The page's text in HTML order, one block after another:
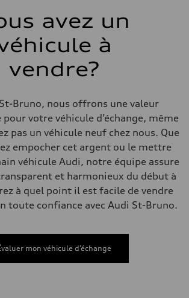
with stabilizer bar
single piston rear calipers
Steering with Speed-Sensitive Power Assistance
(approx.)
avez un
à
vendre?
Bruno, nous offrons une valeur
votre véhicule d’échange, même
pas un véhicule neuf chez nous. Que
empocher cet argent ou le mettre
véhicule Audi, notre équipe assure
et harmonieux du début à
à quel point il est facile de vendre
toute confiance avec Audi St-Bruno.
mon véhicule d’échange